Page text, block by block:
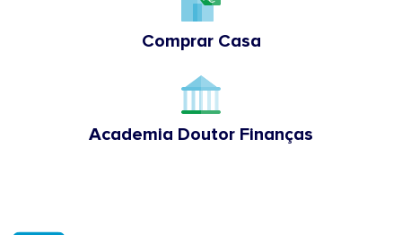
Comprar Casa
Academia Doutor Finanças